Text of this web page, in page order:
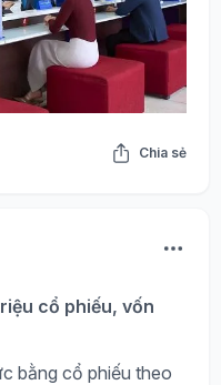
Chia sẻ
cổ phiếu, vốn
bằng cổ phiếu theo